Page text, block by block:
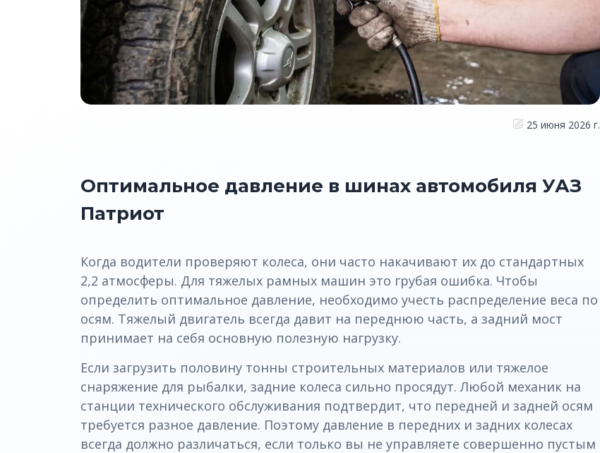
25 июня 2026 г.
Оптимальное давление в шинах автомобиля УАЗ
Патриот
Когда водители проверяют колеса, они часто накачивают их до стандартных
2,2 атмосферы. Для тяжелых рамных машин это грубая ошибка. Чтобы
определить оптимальное давление, необходимо учесть распределение веса по
осям. Тяжелый двигатель всегда давит на переднюю часть, а задний мост
принимает на себя основную полезную нагрузку.
Если загрузить половину тонны строительных материалов или тяжелое
снаряжение для рыбалки, задние колеса сильно просядут. Любой механик на
станции технического обслуживания подтвердит, что передней и задней осям
требуется разное давление. Поэтому давление в передних и задних колесах
всегда должно различаться, если только вы не управляете совершенно пустым